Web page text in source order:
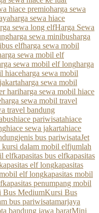
hiace premioharga sewa
harga sewa hiace
sewa long elfHarga Sewa
harga sewa minibusharga
elfharga sewa mobil
sewa mobil elf
sewa mobil elf longharga
hiaceharga sewa mobil
harga sewa mobil
hariharga sewa mobil hiace
harga sewa mobil travel
travel bandung
hiace pariwisatahiace
hiace sewa jakartahiace
jenis bus pariwisataJet
kursi dalam mobil elfjumlah
elfkapasitas bus elfkapasitas
elf longkapasitas
elf longkapasitas mobil
kapasitas penumpang mobil
Bus MediumKursi Bus
bus pariwisatamarjaya
bandung jawa baratMini